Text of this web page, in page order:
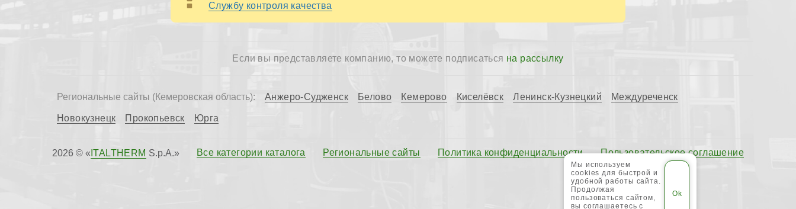
Службу контроля качества
Если вы представляете компанию, то можете подписаться на рассылку
Региональные сайты (Кемеровская область): Анжеро-Судженск Белово Кемерово Киселёвск Ленинск-Кузнецкий Междуреченск
Новокузнецк Прокопьевск Юрга
2026 © « ITALTHERM S.p.A.» Все категории каталога Региональные сайты Политика конфиденциальности Пользовательское соглашение
Мы используем
cookies для быстрой и
удобной работы сайта.
Продолжая
пользоваться сайтом,
вы соглашаетесь с